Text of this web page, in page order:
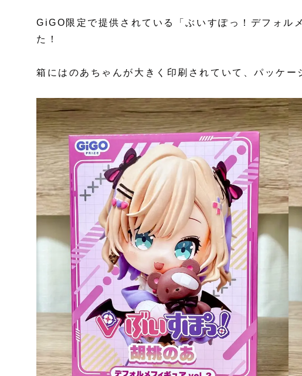
GiGO限定で提供されている「ぶいすぽっ！デフォル
た！
箱にはのあちゃんが大きく印刷されていて、パッケー